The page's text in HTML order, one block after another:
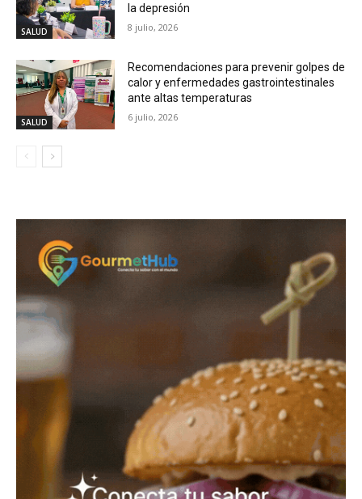
SALUD
la depresión
8 julio, 2026
SALUD
Recomendaciones para prevenir golpes de
calor y enfermedades gastrointestinales
ante altas temperaturas
6 julio, 2026